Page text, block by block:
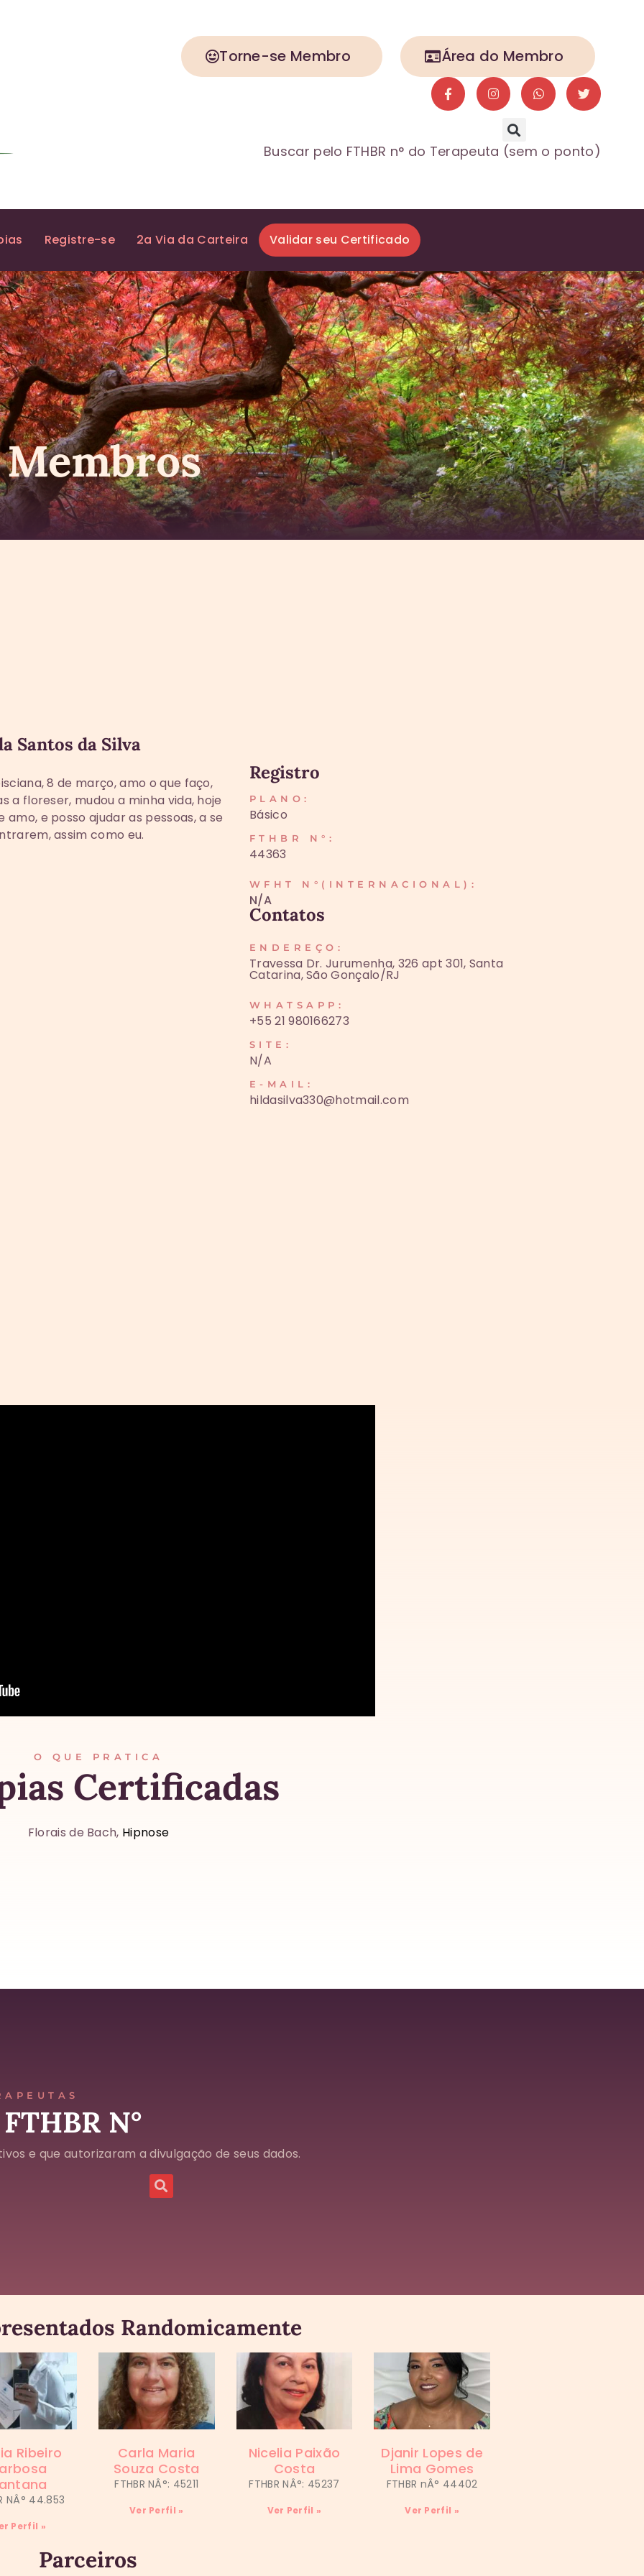
Torne-se Membro Área do Membro
Buscar pelo FTHBR n° do Terapeuta (sem o ponto)
Registre-se 2a Via da Carteira Validar seu Certificado
Santos da Silva
8 de março, amo o que faço,
a floreser, mudou a minha vida, hoje
amo, e posso ajudar as pessoas, a se
assim como eu.
Registro
PLANO:
Básico
FTHBR N°:
44363
WFHT N°(INTERNACIONAL):
N/A
Contatos
ENDEREÇO:
Travessa Dr. Jurumenha, 326 apt 301, Santa
Catarina, São Gonçalo/RJ
WHATSAPP:
+55 21 980166273
SITE:
N/A
E-MAIL:
hildasilva330@hotmail.com
O QUE PRATICA
Certificadas
Florais de Bach, Hipnose
N°
e que autorizaram a divulgação de seus dados.
Randomicamente
Ribeiro
NÂ° 44.853
Perfil »
Carla Maria
Souza Costa
FTHBR NÂ°: 45211
Ver Perfil »
Nicelia Paixão
Costa
FTHBR NÂ°: 45237
Ver Perfil »
Djanir Lopes de
Lima Gomes
FTHBR nÂ° 44402
Ver Perfil »
Parceiros